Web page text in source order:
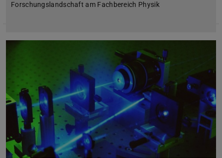
Forschungslandschaft am Fachbereich Physik